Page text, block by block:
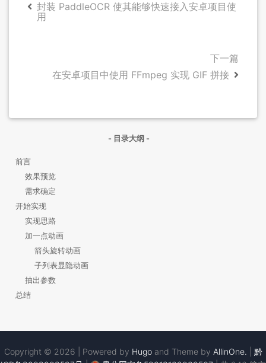
封装 PaddleOCR 使其能够快速接入安卓项目使
用
下一篇
在安卓项目中使用 FFmpeg 实现 GIF 拼接
- 目录大纲 -
前言
效果预览
需求确定
开始实现
实现思路
加一点动画
箭头旋转动画
子列表显隐动画
抽出参数
总结
Copyright © 2026 | Powered by Hugoand Theme by AllinOne.
黔